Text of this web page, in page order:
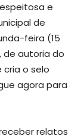
e
de
feira (15
de autoria do
cria o selo
agora para
relatos